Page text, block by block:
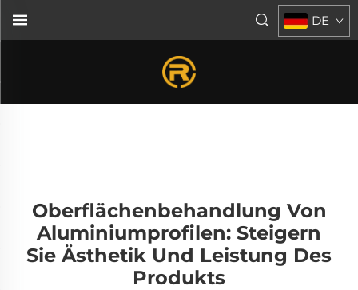
DE
Oberflächenbehandlung Von
Aluminiumprofilen: Steigern
Sie Ästhetik Und Leistung Des
Produkts